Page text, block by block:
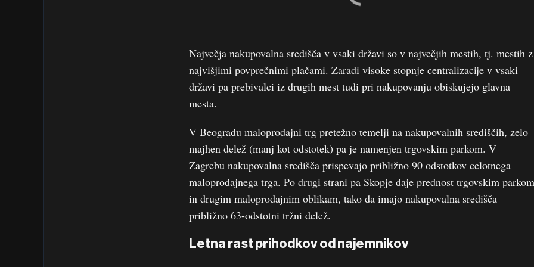
Največja nakupovalna središča v vsaki državi so v največjih mestih, tj. mestih z
najvišjimi povprečnimi plačami. Zaradi visoke stopnje centralizacije v vsaki
državi pa prebivalci iz drugih mest tudi pri nakupovanju obiskujejo glavna
mesta.
V Beogradu maloprodajni trg pretežno temelji na nakupovalnih središčih, zelo
majhen delež (manj kot odstotek) pa je namenjen trgovskim parkom. V
Zagrebu nakupovalna središča prispevajo približno 90 odstotkov celotnega
maloprodajnega trga. Po drugi strani pa Skopje daje prednost trgovskim parkom
in drugim maloprodajnim oblikam, tako da imajo nakupovalna središča
približno 63-odstotni tržni delež.
Letna rast prihodkov od najemnikov